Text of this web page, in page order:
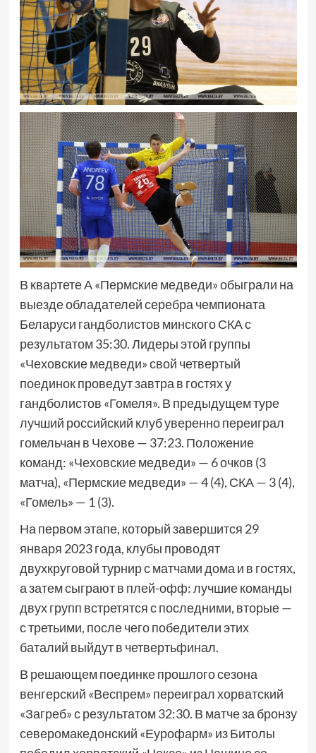
В квартете А «Пермские медведи» обыграли на
выезде обладателей серебра чемпионата
Беларуси гандболистов минского СКА с
результатом 35:30. Лидеры этой группы
«Чеховские медведи» свой четвертый
поединок проведут завтра в гостях у
гандболистов «Гомеля». В предыдущем туре
лучший российский клуб уверенно переиграл
гомельчан в Чехове — 37:23. Положение
команд: «Чеховские медведи» — 6 очков (3
матча), «Пермские медведи» — 4 (4), СКА — 3 (4),
«Гомель» — 1 (3).
На первом этапе, который завершится 29
января 2023 года, клубы проводят
двухкруговой турнир с матчами дома и в гостях,
а затем сыграют в плей-офф: лучшие команды
двух групп встретятся с последними, вторые —
с третьими, после чего победители этих
баталий выйдут в четвертьфинал.
В решающем поединке прошлого сезона
венгерский «Веспрем» переиграл хорватский
«Загреб» с результатом 32:30. В матче за бронзу
северомакедонский «Еурофарм» из Битолы